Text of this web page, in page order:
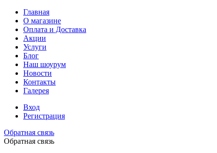
Главная
О магазине
Оплата и Доставка
Акции
Услуги
Блог
Наш шоурум
Новости
Контакты
Галерея
Вход
Регистрация
Обратная связь
Обратная связь